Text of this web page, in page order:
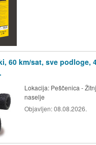
60 km/sat, sve podloge,
Lokacija: Peščenica -
naselje
Objavljen:08.08.2026.